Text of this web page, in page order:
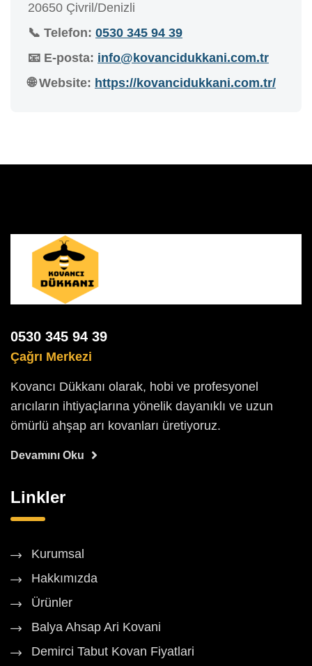
20650 Çivril/Denizli
📞 Telefon: 0530 345 94 39
📧 E-posta: info@kovancidukkani.com.tr
🌐 Website: https://kovancidukkani.com.tr/
0530 345 94 39
Çağrı Merkezi
Kovancı Dükkanı olarak, hobi ve profesyonel
arıcıların ihtiyaçlarına yönelik dayanıklı ve uzun
ömürlü ahşap arı kovanları üretiyoruz.
Devamını Oku
Linkler
Kurumsal
Hakkımızda
Ürünler
Balya Ahsap Ari Kovani
Demirci Tabut Kovan Fiyatlari